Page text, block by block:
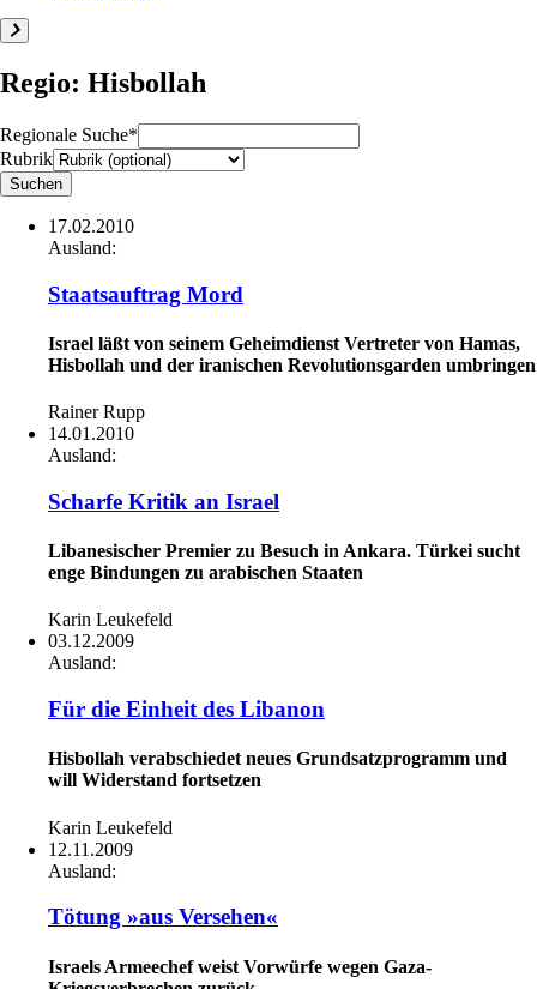
Regio: Hisbollah
Regionale Suche*
Rubrik
17.02.2010
Ausland:
Staatsauftrag Mord
Israel läßt von seinem Geheimdienst Vertreter von Hamas,
Hisbollah und der iranischen Revolutionsgarden umbringen
Rainer Rupp
14.01.2010
Ausland:
Scharfe Kritik an Israel
Libanesischer Premier zu Besuch in Ankara. Türkei sucht
enge Bindungen zu arabischen Staaten
Karin Leukefeld
03.12.2009
Ausland:
Für die Einheit des Libanon
Hisbollah verabschiedet neues Grundsatzprogramm und
will Widerstand fortsetzen
Karin Leukefeld
12.11.2009
Ausland:
Tötung »aus Versehen«
Israels Armeechef weist Vorwürfe wegen Gaza-